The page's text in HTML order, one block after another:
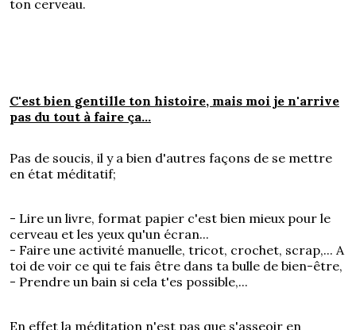
ton cerveau.
C'est bien gentille ton histoire, mais moi je n'arrive
pas du tout à faire ça...
Pas de soucis, il y a bien d'autres façons de se mettre
en état méditatif;
- Lire un livre, format papier c'est bien mieux pour le
cerveau et les yeux qu'un écran...
- Faire une activité manuelle, tricot, crochet, scrap,... A
toi de voir ce qui te fais être dans ta bulle de bien-être,
- Prendre un bain si cela t'es possible,...
En effet la méditation n'est pas que s'asseoir en